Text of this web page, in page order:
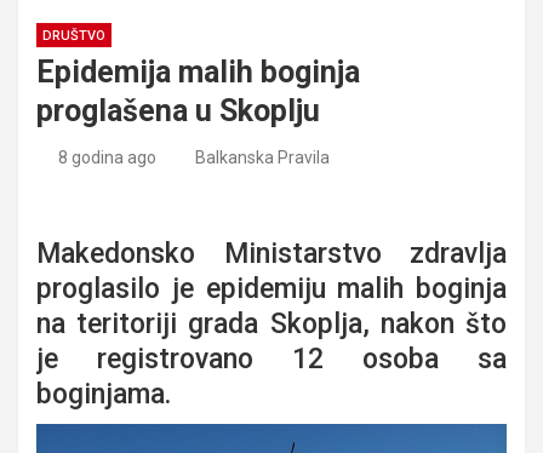
DRUŠTVO
Epidemija malih boginja
proglašena u Skoplju
8 godina ago Balkanska Pravila
Makedonsko Ministarstvo zdravlja
proglasilo je epidemiju malih boginja
na teritoriji grada Skoplja, nakon što
je registrovano 12 osoba sa
boginjama.